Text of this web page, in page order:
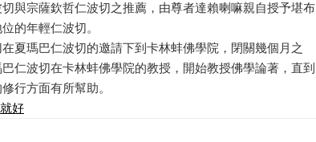
與宗薩欽哲仁波切之推薦，由尊者達賴喇嘛親自授予堪布
的年輕仁波切。
夏瑪巴仁波切的邀請下到卡林蚌佛學院，閉關幾個月之
仁波切在卡林蚌佛學院的教授，開始教授佛學論著，直到
行方面有所幫助。
好